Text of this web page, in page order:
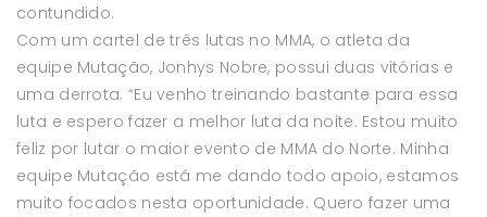
contundido.
Com um cartel de três lutas no MMA, o atleta da
equipe Mutação, Jonhys Nobre, possui duas vitórias e
uma derrota. “Eu venho treinando bastante para essa
luta e espero fazer a melhor luta da noite. Estou muito
feliz por lutar o maior evento de MMA do Norte. Minha
equipe Mutação está me dando todo apoio, estamos
muito focados nesta oportunidade. Quero fazer uma